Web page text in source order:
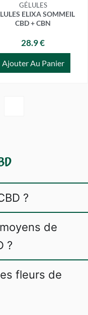
GÉLULES
ELIXA SOMMEIL
CBD + CBN
28.9 €
Ajouter Au Panier
?
de
?
fleurs de